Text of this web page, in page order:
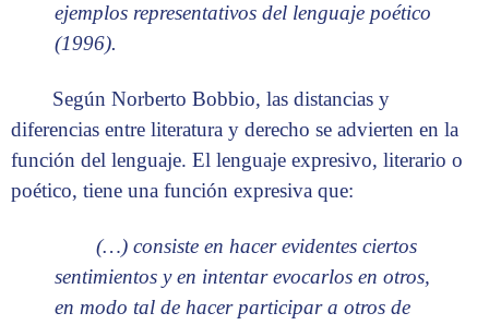
ejemplos representativos del lenguaje poético
(1996).
Según Norberto Bobbio, las distancias y
diferencias entre literatura y derecho se advierten en la
función del lenguaje. El lenguaje expresivo, literario o
poético, tiene una función expresiva que:
(…) consiste en hacer evidentes ciertos
sentimientos y en intentar evocarlos en otros,
en modo tal de hacer participar a otros de